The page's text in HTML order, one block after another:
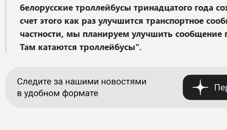
белорусские троллейбусы тринадцатого года
счет этого как раз улучшится транспортное
частности, мы планируем улучшить
Там катаются троллейбусы".